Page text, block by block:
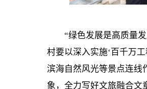
“绿色发展是高质量
村要以深入实施‘百千万
滨海自然风光等景点连线
象，全力写好文旅融合文